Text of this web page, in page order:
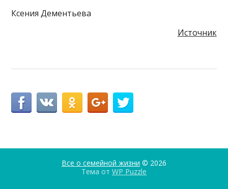
Ксения Дементьева
Источник
Все о семейной жизни © 2026
Тема от WP Puzzle